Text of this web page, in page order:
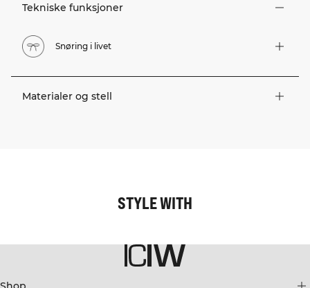
Tekniske funksjoner
Snøring i livet
Materialer og stell
STYLE WITH